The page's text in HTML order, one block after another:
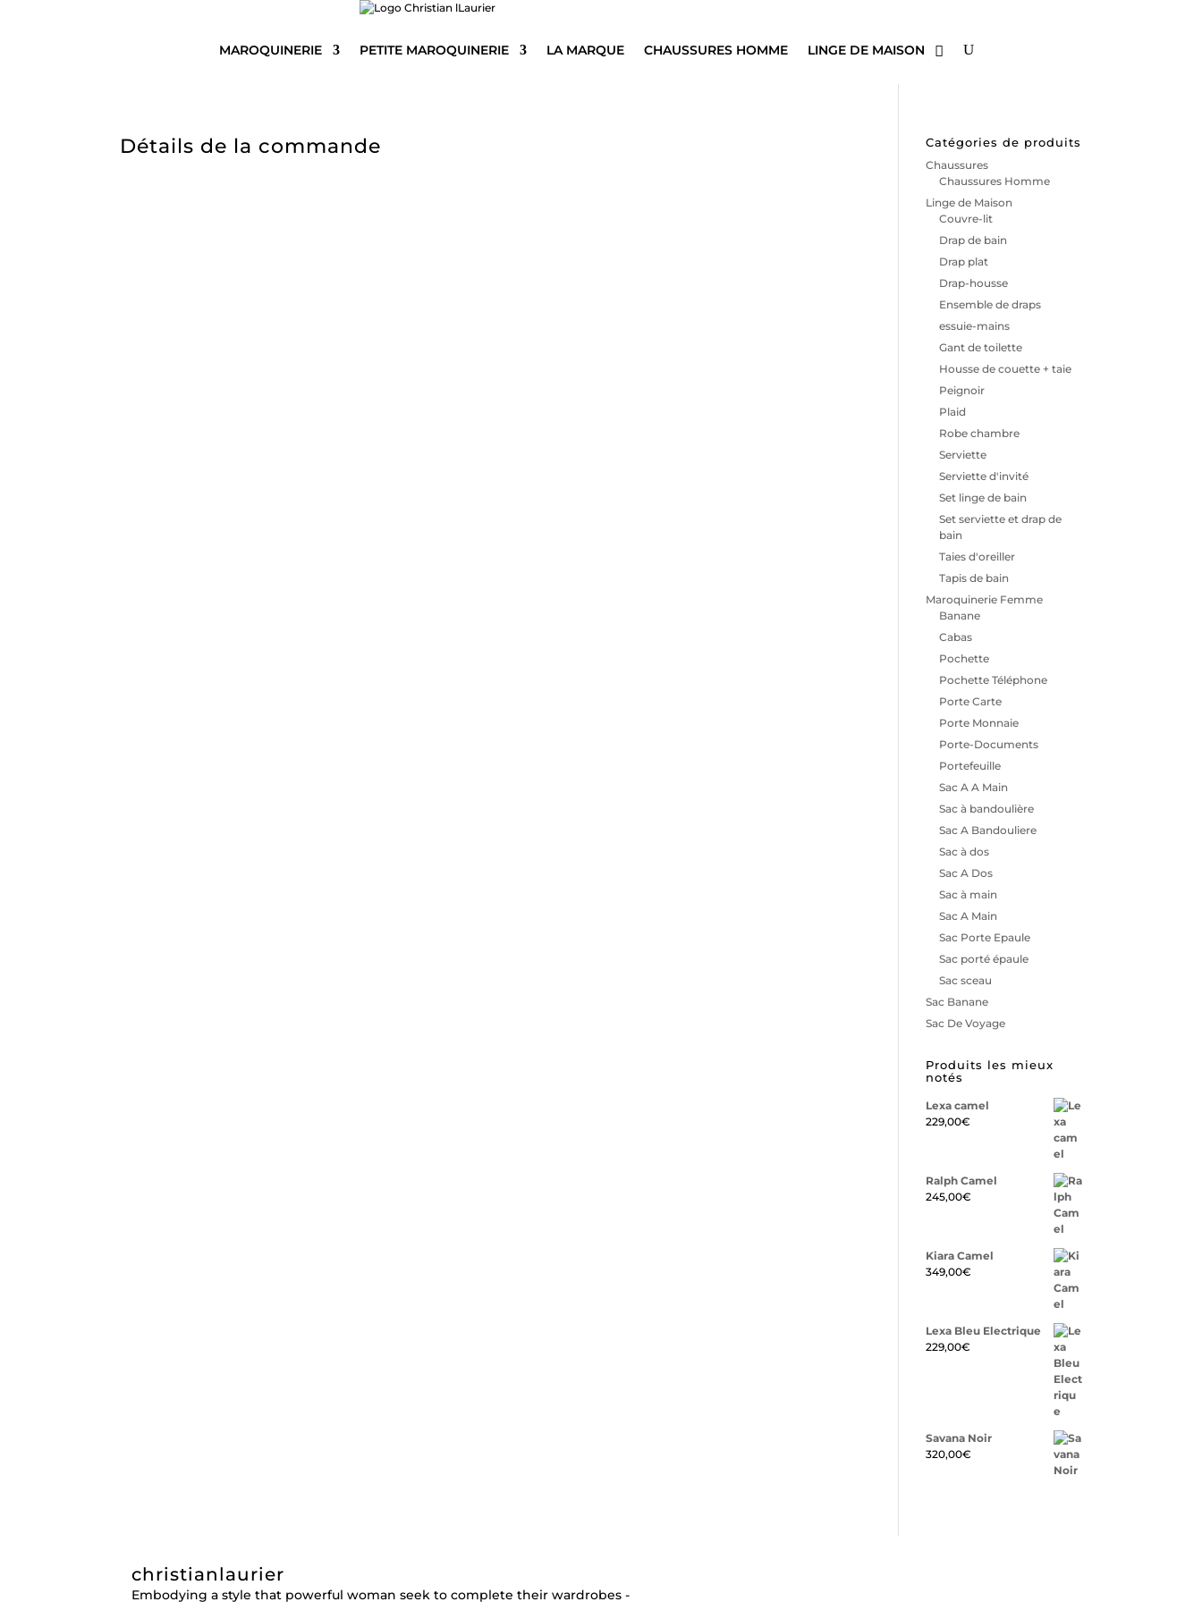
MAROQUINERIE PETITE MAROQUINERIE LA MARQUE CHAUSSURES HOMME LINGE DE MAISON
Détails de la commande Catégories de produits
Chaussures
Chaussures Homme
Linge de Maison
Couvre-lit
Drap de bain
Drap plat
Drap-housse
Ensemble de draps
essuie-mains
Gant de toilette
Housse de couette + taie
Peignoir
Plaid
Robe chambre
Serviette
Serviette d'invité
Set linge de bain
Set serviette et drap de
bain
Taies d'oreiller
Tapis de bain
Maroquinerie Femme
Banane
Cabas
Pochette
Pochette Téléphone
Porte Carte
Porte Monnaie
Porte-Documents
Portefeuille
Sac A A Main
Sac à bandoulière
Sac A Bandouliere
Sac à dos
Sac A Dos
Sac à main
Sac A Main
Sac Porte Epaule
Sac porté épaule
Sac sceau
Sac Banane
Sac De Voyage
Produits les mieux
notés
Lexa camel
229,00€
Ralph Camel
245,00€
Kiara Camel
349,00€
Lexa Bleu Electrique
229,00€
Savana Noir
320,00€
christianlaurier
Embodying a style that powerful woman seek to complete their wardrobes -